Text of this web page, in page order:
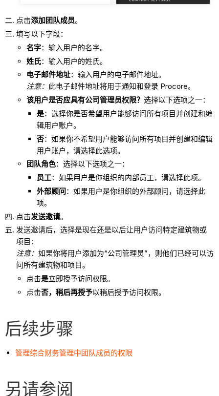
点击添加团队成员。
填写以下字段：
名字：输入用户的名字。
姓氏：输入用户的姓氏。
电子邮件地址：输入用户的电子邮件地址。
注意： 此电子邮件地址将用于通知和登录 Procore。
该用户是否应具有公司管理员权限？ 选择以下选项之一：
是：选择你是否希望用户能够访问所有项目并创建和编
辑用户账户。
否：如果你不希望用户能够访问所有项目并创建和编辑
用户账户，请选择此选项。
团队角色：选择以下选项之一：
员工：如果用户是你组织的内部员工，请选择此项。
外部顾问：如果用户是你组织的外部顾问，请选择此
项。
点击发送邀请。
发送邀请后，选择是现在还是以后让用户访问特定建筑物或
项目：
注意： 如果你将用户添加为“公司管理员”，则他们已经可以访
问所有建筑物和项目。
点击是立即授予访问权限。
点击否，稍后再授予以稍后授予访问权限。
后续步骤
管理综合财务管理中团队成员的权限
另请参阅